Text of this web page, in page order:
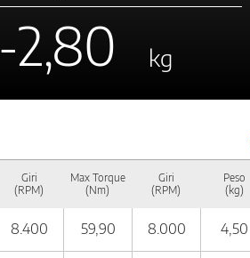
-2,80 kg
Giri
(RPM)
Max Torque
(Nm)
Giri
(RPM)
Peso
(kg)
8.400 59,90 8.000 4,50